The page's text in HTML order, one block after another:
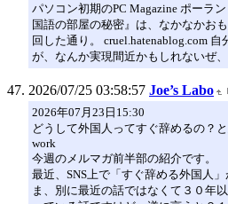
パソコン初期のPC Magazine ポーラ
国語の部屋の秘密』は、なかなかお
回した通り。 cruel.hatenablog.com
が、なんか実現間近かもしれないぜ
2026/07/25 03:58:57 Joe’s Labo
2026年07月23日15:30
どうして外国人ってすぐ辞めるの？
work
今週のメルマガ前半部の紹介です。
最近、SNS上で「すぐ辞める外国人」
ま、別に最近の話ではなくて３０年